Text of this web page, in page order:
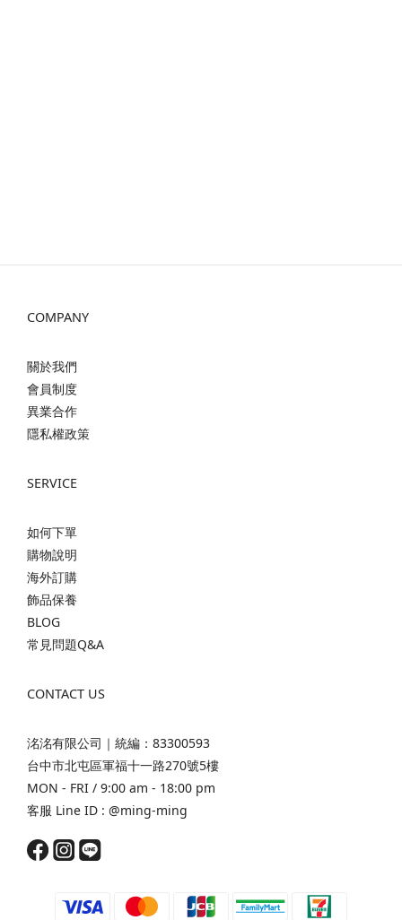
COMPANY
關於我們
會員制度
異業合作
隱私權政策
SERVICE
如何下單
購物說明
海外訂購
飾品保養
BLOG
常見問題Q&A
CONTACT US
洺洺有限公司｜統編：83300593
台中市北屯區軍福十一路270號5樓
MON - FRI / 9:00 am - 18:00 pm
客服 Line ID : @ming-ming